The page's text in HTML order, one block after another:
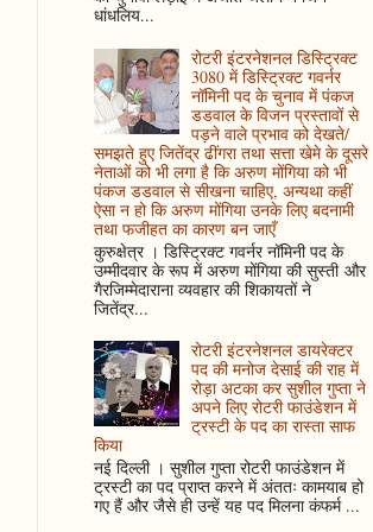
धांधलिय...
रोटरी इंटरनेशनल डिस्ट्रिक्ट
3080 में डिस्ट्रिक्ट गवर्नर
नॉमिनी पद के चुनाव में पंकज
डडवाल के विजन प्रस्तावों से
पड़ने वाले प्रभाव को देखते/
समझते हुए जितेंद्र ढींगरा तथा सत्ता खेमे के दूसरे
नेताओं को भी लगा है कि अरुण मोंगिया को भी
पंकज डडवाल से सीखना चाहिए, अन्यथा कहीं
ऐसा न हो कि अरुण मोंगिया उनके लिए बदनामी
तथा फजीहत का कारण बन जाएँ
कुरुक्षेत्र । डिस्ट्रिक्ट गवर्नर नॉमिनी पद के
उम्मीदवार के रूप में अरुण मोंगिया की सुस्ती और
गैरजिम्मेदाराना व्यवहार की शिकायतों ने
जितेंद्र...
रोटरी इंटरनेशनल डायरेक्टर
पद की मनोज देसाई की राह में
रोड़ा अटका कर सुशील गुप्ता ने
अपने लिए रोटरी फाउंडेशन में
ट्रस्टी के पद का रास्ता साफ
किया
नई दिल्ली । सुशील गुप्ता रोटरी फाउंडेशन में
ट्रस्टी का पद प्राप्त करने में अंततः कामयाब हो
गए हैं और जैसे ही उन्हें यह पद मिलना कंफर्म ...